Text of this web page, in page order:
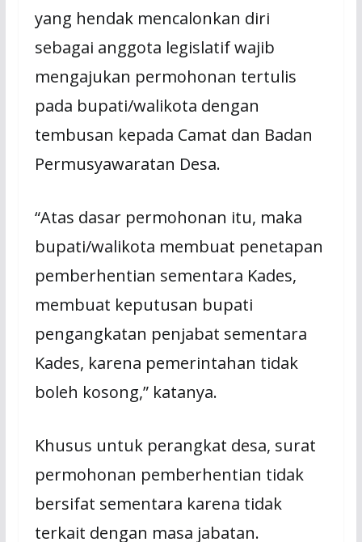
yang hendak mencalonkan diri
sebagai anggota legislatif wajib
mengajukan permohonan tertulis
pada bupati/walikota dengan
tembusan kepada Camat dan Badan
Permusyawaratan Desa.
“Atas dasar permohonan itu, maka
bupati/walikota membuat penetapan
pemberhentian sementara Kades,
membuat keputusan bupati
pengangkatan penjabat sementara
Kades, karena pemerintahan tidak
boleh kosong,” katanya.
Khusus untuk perangkat desa, surat
permohonan pemberhentian tidak
bersifat sementara karena tidak
terkait dengan masa jabatan.